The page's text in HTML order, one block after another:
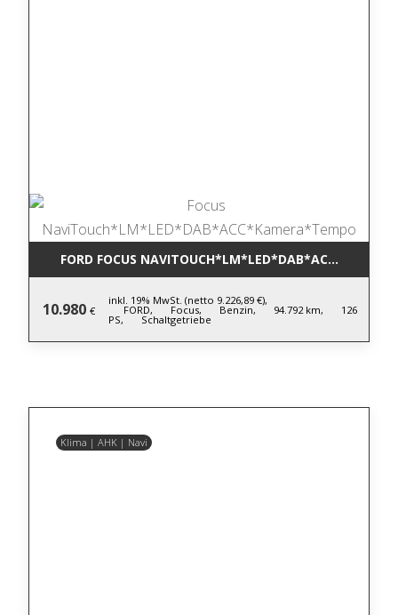
FORD FOCUS
10.980 €
inkl. 19% MwSt. (netto 9.226,89 €),
FORD, Focus, Benzin, 94.792 km, 126
PS, Schaltgetriebe
Klima | AHK | Navi